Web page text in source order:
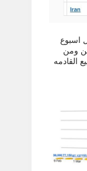
اسبوع
ومن
القادمه